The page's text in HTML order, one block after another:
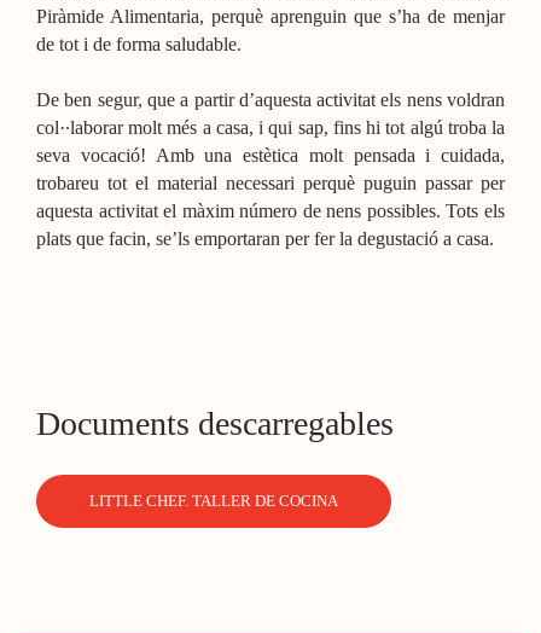
Piràmide Alimentaria, perquè aprenguin que s’ha de menjar
de tot i de forma saludable.
De ben segur, que a partir d’aquesta activitat els nens voldran
col·∙laborar molt més a casa, i qui sap, fins hi tot algú troba la
seva vocació! Amb una estètica molt pensada i cuidada,
trobareu tot el material necessari perquè puguin passar per
aquesta activitat el màxim número de nens possibles. Tots els
plats que facin, se’ls emportaran per fer la degustació a casa.
Documents descarregables
LITTLE CHEF. TALLER DE COCINA